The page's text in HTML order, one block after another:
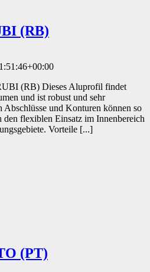
(RB)
(RB) Dieses Aluprofil findet
und ist robust und sehr
Abschlüsse und Konturen können so
den flexiblen Einsatz im Innenbereich
Vorteile [...]
(PT)